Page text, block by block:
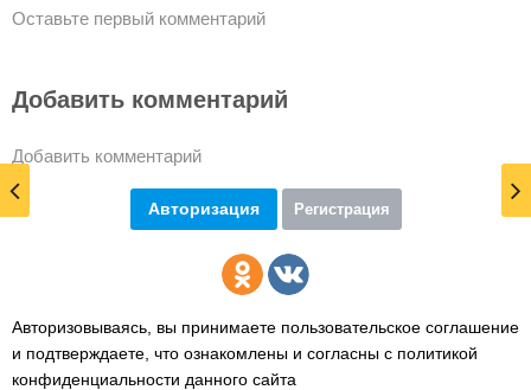
Оставьте первый комментарий
Добавить комментарий
Добавить комментарий
Авторизация Регистрация
Авторизовываясь, вы принимаете пользовательское соглашение
и подтверждаете, что ознакомлены и согласны с политикой
конфиденциальности данного сайта